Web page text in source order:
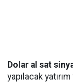
Dolar al sat
yapılacak